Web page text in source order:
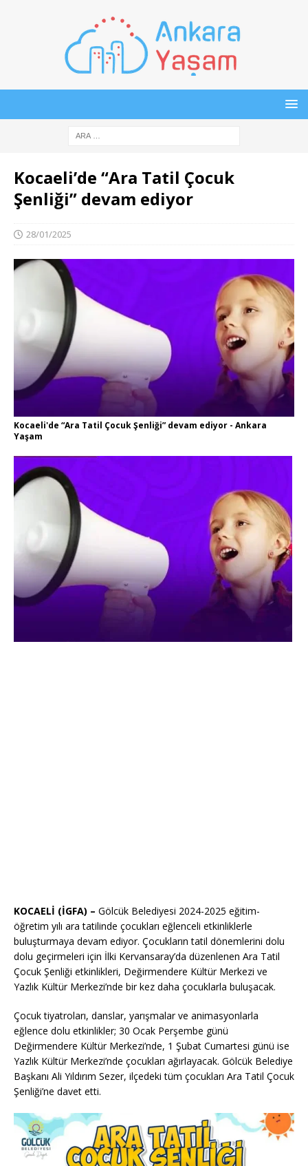
Kocaeli’de “Ara Tatil Çocuk
Şenliği” devam ediyor
28/01/2025
Kocaeli'de “Ara Tatil Çocuk Şenliği” devam ediyor - Ankara
Yaşam
KOCAELİ (İGFA) – Gölcük Belediyesi 2024-2025 eğitim-
öğretim yılı ara tatilinde çocukları eğlenceli etkinliklerle
buluşturmaya devam ediyor. Çocukların tatil dönemlerini dolu
dolu geçirmeleri için İlki Kervansaray’da düzenlenen Ara Tatil
Çocuk Şenliği etkinlikleri, Değirmendere Kültür Merkezi ve
Yazlık Kültür Merkezi’nde bir kez daha çocuklarla buluşacak.
Çocuk tiyatroları, danslar, yarışmalar ve animasyonlarla
eğlence dolu etkinlikler; 30 Ocak Perşembe günü
Değirmendere Kültür Merkezi’nde, 1 Şubat Cumartesi günü ise
Yazlık Kültür Merkezi’nde çocukları ağırlayacak. Gölcük Belediye
Başkanı Ali Yıldırım Sezer, ilçedeki tüm çocukları Ara Tatil Çocuk
Şenliği’ne davet etti.